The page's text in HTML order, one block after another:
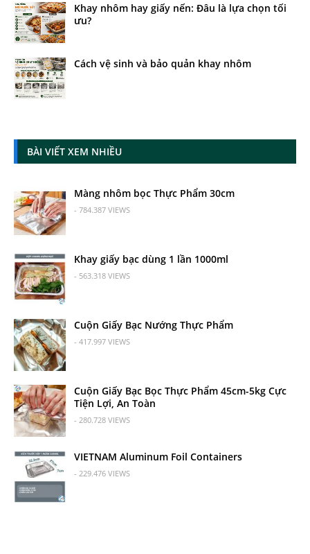
Khay nhôm hay giấy nến: Đâu là lựa chọn tối
ưu?
Cách vệ sinh và bảo quản khay nhôm
BÀI VIẾT XEM NHIỀU
Màng nhôm bọc Thực Phẩm 30cm
- 784.387 VIEWS
Khay giấy bạc dùng 1 lần 1000ml
- 563.318 VIEWS
Cuộn Giấy Bạc Nướng Thực Phẩm
- 417.997 VIEWS
Cuộn Giấy Bạc Bọc Thực Phẩm 45cm-5kg Cực
Tiện Lợi, An Toàn
- 280.728 VIEWS
VIETNAM Aluminum Foil Containers
- 229.476 VIEWS